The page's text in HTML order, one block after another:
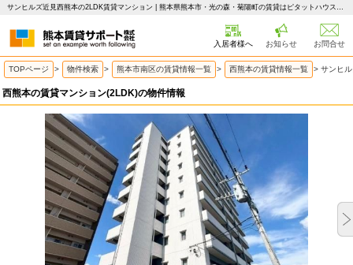
サンヒルズ近見西熊本の2LDK賃貸マンション | 熊本県熊本市・光の森・菊陽町の賃貸はピタットハウス 熊本賃貸サポート
入居者様へ お知らせ お問合せ
TOPページ > 物件検索 > 熊本市南区の賃貸情報一覧 > 西熊本の賃貸情報一覧 > サンヒ
西熊本の賃貸マンション(2LDK)の物件情報